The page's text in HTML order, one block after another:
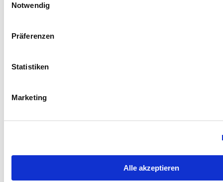
Notwendig
Präferenzen
Statistiken
Marketing
Alle akzeptieren
Produkte werben können.
Kontaktieren Sie den Vertrieb
Leasingoptionen oder Vorführungen.